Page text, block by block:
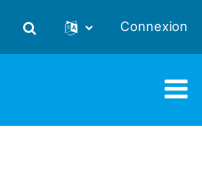
Activer/désactiver la saisie
Connexion